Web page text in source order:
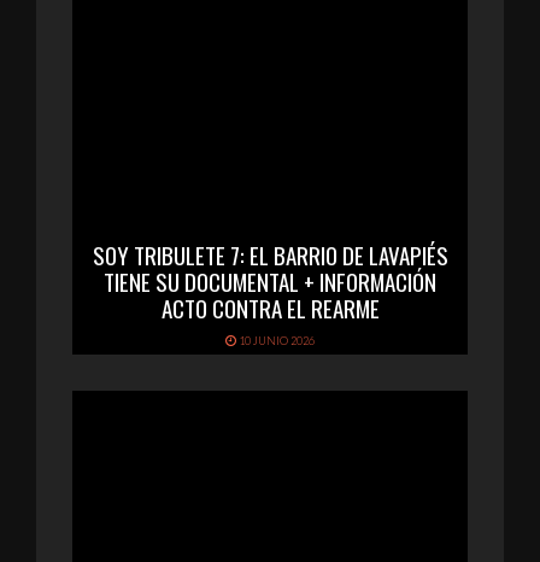
SOY TRIBULETE 7: EL BARRIO DE LAVAPIÉS
TIENE SU DOCUMENTAL + INFORMACIÓN
ACTO CONTRA EL REARME
10 JUNIO 2026